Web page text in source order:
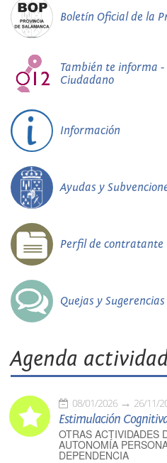
Boletín Oficial de la
También te informa -
Ciudadano
Información
Ayudas y
Perfil de contratante
Quejas y Sugerencias
Agenda
08/01/2026 26/11/
Estimulación
OTRAS ACTIVIDADES
AUTONOMÍA
DEPENDENCIA